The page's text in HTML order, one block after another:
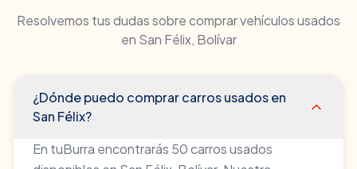
Resolvemos tus dudas sobre comprar vehículos usados
en San Félix, Bolívar
¿Dónde puedo comprar carros usados en
San Félix?
En tuBurra encontrarás 50 carros usados